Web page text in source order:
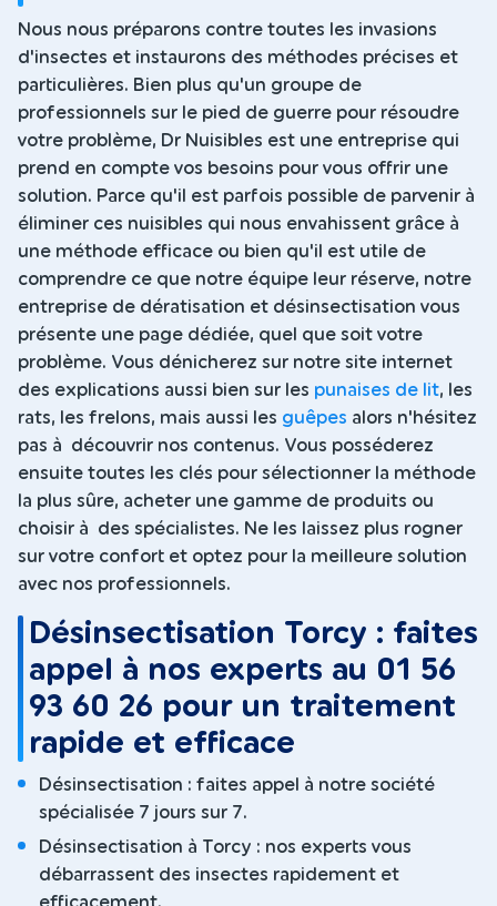
Nous nous préparons contre toutes les invasions
d'insectes et instaurons des méthodes précises et
particulières. Bien plus qu'un groupe de
professionnels sur le pied de guerre pour résoudre
votre problème, Dr Nuisibles est une entreprise qui
prend en compte vos besoins pour vous offrir une
solution. Parce qu'il est parfois possible de parvenir à
éliminer ces nuisibles qui nous envahissent grâce à
une méthode efficace ou bien qu'il est utile de
comprendre ce que notre équipe leur réserve, notre
entreprise de dératisation et désinsectisation vous
présente une page dédiée, quel que soit votre
problème. Vous dénicherez sur notre site internet
des explications aussi bien sur les punaises de lit, les
rats, les frelons, mais aussi les guêpes alors n'hésitez
pas à découvrir nos contenus. Vous posséderez
ensuite toutes les clés pour sélectionner la méthode
la plus sûre, acheter une gamme de produits ou
choisir à des spécialistes. Ne les laissez plus rogner
sur votre confort et optez pour la meilleure solution
avec nos professionnels.
Désinsectisation Torcy : faites
appel à nos experts au 01 56
93 60 26 pour un traitement
rapide et efficace
Désinsectisation : faites appel à notre société
spécialisée 7 jours sur 7.
Désinsectisation à Torcy : nos experts vous
débarrassent des insectes rapidement et
efficacement.